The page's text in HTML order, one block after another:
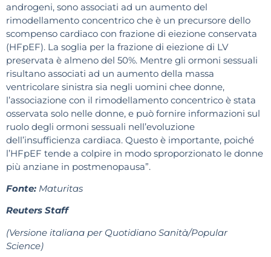
androgeni, sono associati ad un aumento del
rimodellamento concentrico che è un precursore dello
scompenso cardiaco con frazione di eiezione conservata
(HFpEF). La soglia per la frazione di eiezione di LV
preservata è almeno del 50%. Mentre gli ormoni sessuali
risultano associati ad un aumento della massa
ventricolare sinistra sia negli uomini chee donne,
l’associazione con il rimodellamento concentrico è stata
osservata solo nelle donne, e può fornire informazioni sul
ruolo degli ormoni sessuali nell’evoluzione
dell’insufficienza cardiaca. Questo è importante, poiché
l’HFpEF tende a colpire in modo sproporzionato le donne
più anziane in postmenopausa”.
Fonte: Maturitas
Reuters Staff
(Versione italiana per Quotidiano Sanità/Popular
Science)